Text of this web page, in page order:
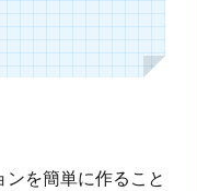
を簡単に作ること